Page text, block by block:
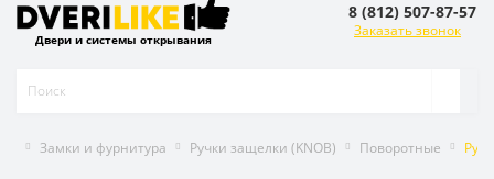
Двери и системы открывания
8 (812) 507-87-57
Заказать звонок
Замки и фурнитура Ручки защелки (KNOB) Поворотные